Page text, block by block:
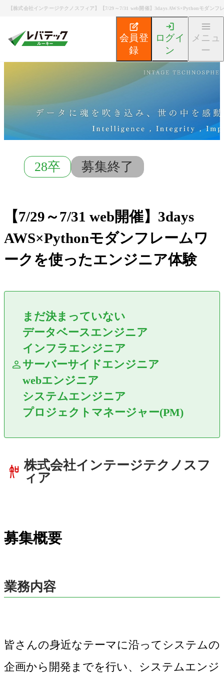
【株式会社インテージテクノスフィア】【7/29～7/31 web開催】3days AWS×Pythonモダンフ
会員登
録
ログイ
ン
メニュ
ー
募集検索 【7/29～7/31 web
28卒 募集終了
【7/29～7/31 web開催】3days
AWS×Pythonモダンフレームワ
ークを使ったエンジニア体験
まだ決まっていない
データベースエンジニア
インフラエンジニア
サーバーサイドエンジニア
webエンジニア
システムエンジニア
プロジェクトマネージャー(PM)
株式会社インテージテクノスフ
ィア
募集概要
業務内容
皆さんの身近なテーマに沿ってシステムの
企画から開発までを行い、システムエンジ